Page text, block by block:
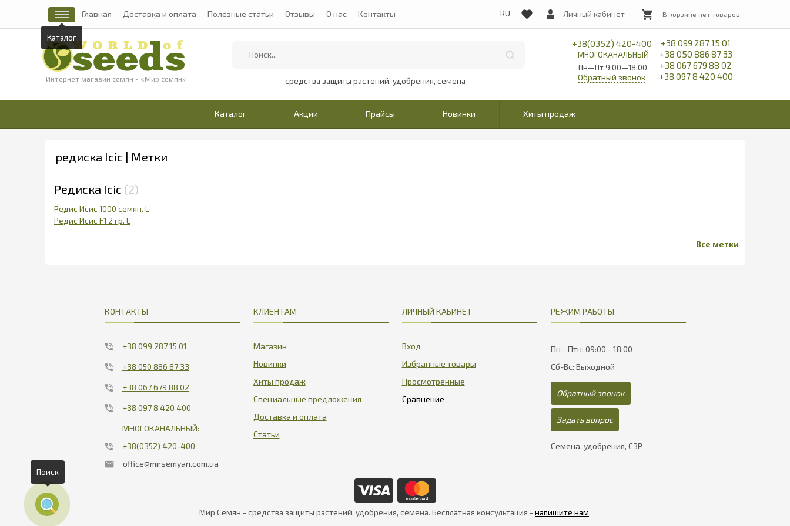
Каталог
Главная Доставка и оплата Полезные статьи Отзывы О нас Контакты Личный кабинет
Интернет магазин семян - «Мир семян» средства защиты растений, удобрения, семена
+38(0352) 420-400
МНОГОКАНАЛЬНЫЙ
Пн—Пт 9:00—18:00
+38 099 287 15 01
+38 050 886 87 33
+38 067 679 88 02
+38 097 8 420 400
Обратный звонок
Каталог Акции Прайсы Новинки Хиты продаж
редиска Ісіс | Метки
Редиска Ісіс 2
Редис Исис 1000 семян. L
Редис Исис F1 2 гр. L
КОНТАКТЫ
+38 099 287 15 01
+38 050 886 87 33
+38 067 679 88 02
+38 097 8 420 400
МНОГОКАНАЛЬНЫЙ:
+38(0352) 420-400
office@mirsemyan.com.ua
КЛИЕНТАМ
Магазин
Новинки
Хиты продаж
Специальные предложения
Доставка и оплата
Статьи
ЛИЧНЫЙ КАБИНЕТ
Вход
Избранные товары
Просмотренные
РЕЖИМ РАБОТЫ
Пн - Птн: 09:00 - 18:00
Сб-Вс: Выходной
Обратный звонок
Задать вопрос
Семена, удобрения, СЗР
Мир Семян - средства защиты растений, удобрения, семена. Бесплатная консультация - напишите нам.
Поиск